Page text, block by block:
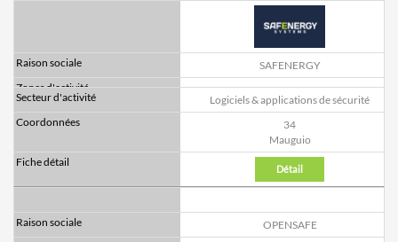
SAFENERGY
Logiciels & applications de sécurité
34
Mauguio
Détail
OPENSAFE